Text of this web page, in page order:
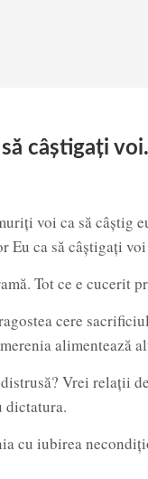
să câștigați
voi ca să câștig
Eu ca să câștigați
Tot ce e cucerit
cere
alimentează
Vrei relații
dictatura.
cu iubirea